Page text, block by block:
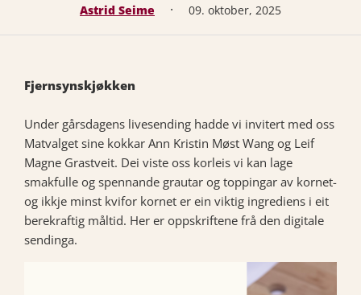
Astrid Seime · 09. oktober, 2025
Fjernsynskjøkken
Under gårsdagens livesending hadde vi invitert med oss
Matvalget sine kokkar Ann Kristin Møst Wang og Leif
Magne Grastveit. Dei viste oss korleis vi kan lage
smakfulle og spennande grautar og toppingar av kornet-
og ikkje minst kvifor kornet er ein viktig ingrediens i eit
berekraftig måltid. Her er oppskriftene frå den digitale
sendinga.